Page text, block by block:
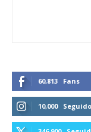
60,813 Fans
10,000